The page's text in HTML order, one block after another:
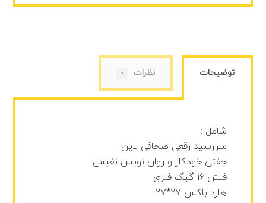
توضیحات نظرات 0
شامل :
سررسید رقعی صحافی لاین
جفتی خودکار و روان نویس نفیس
فلش 16 گیگ فلزی
هارد باکس 27*27